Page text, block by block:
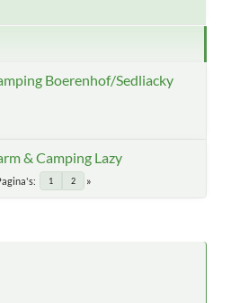
Boerenhof/Sedliacky
& Camping Lazy
1 2